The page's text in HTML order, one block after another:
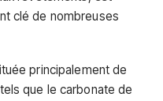
clé de nombreuses
principalement de
que le carbonate de